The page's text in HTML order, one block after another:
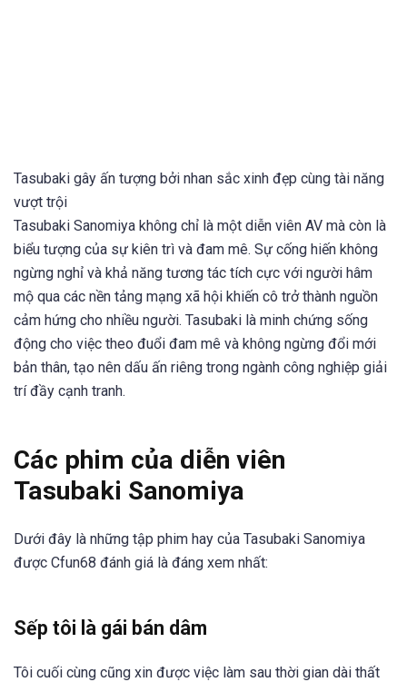
Tasubaki gây ấn tượng bởi nhan sắc xinh đẹp cùng tài năng
vượt trội
Tasubaki Sanomiya không chỉ là một diễn viên AV mà còn là
biểu tượng của sự kiên trì và đam mê. Sự cống hiến không
ngừng nghỉ và khả năng tương tác tích cực với người hâm
mộ qua các nền tảng mạng xã hội khiến cô trở thành nguồn
cảm hứng cho nhiều người. Tasubaki là minh chứng sống
động cho việc theo đuổi đam mê và không ngừng đổi mới
bản thân, tạo nên dấu ấn riêng trong ngành công nghiệp giải
trí đầy cạnh tranh.
Các phim của diễn viên
Tasubaki Sanomiya
Dưới đây là những tập phim hay của Tasubaki Sanomiya
được Cfun68 đánh giá là đáng xem nhất:
Sếp tôi là gái bán dâm
Tôi cuối cùng cũng xin được việc làm sau thời gian dài thất